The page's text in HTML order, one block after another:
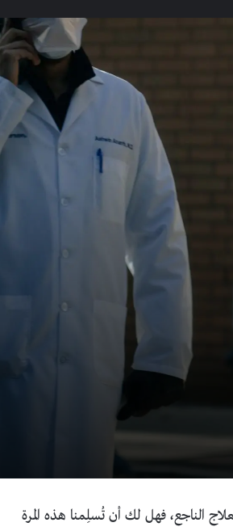
الناجع، فهل لك أن تُسلِمنا هذه المرة